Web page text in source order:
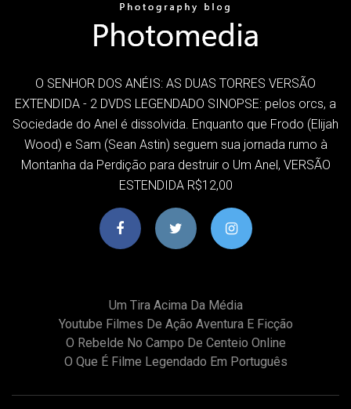
O SENHOR DOS ANÉIS: AS DUAS TORRES VERSÃO
EXTENDIDA - 2 DVDS LEGENDADO SINOPSE: pelos orcs, a
Sociedade do Anel é dissolvida. Enquanto que Frodo (Elijah
Wood) e Sam (Sean Astin) seguem sua jornada rumo à
Montanha da Perdição para destruir o Um Anel, VERSÃO
ESTENDIDA R$12,00
Um Tira Acima Da Média
Youtube Filmes De Ação Aventura E Ficção
O Rebelde No Campo De Centeio Online
O Que É Filme Legendado Em Português